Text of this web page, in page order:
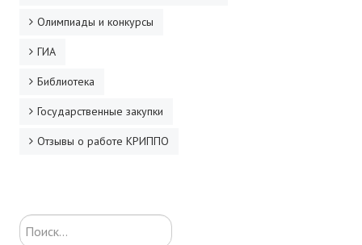
Повышение квалификации
КОНТАКТЫ
Олимпиады и конкурсы
ГИА
Библиотека
Государственные закупки
Отзывы о работе КРИППО
Искать...